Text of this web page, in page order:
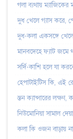
গলা ব্যথায়
দুধ খেলে গ্যাস করে,
দুধ-কলা একসঙ্গে
মানবদেহে ফ্যাট জমে
সর্দি-কাশি হলে যা
হেপাটাইটিস কি, এই
স্তন ক্যান্সারের লক্ষণ,
নিউমোনিয়া সামাল
কলা কি ওজন বাড়ায়